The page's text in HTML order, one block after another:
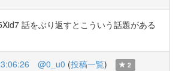
話をぶり返すとこういう話題がある
@0_u0 (投稿一覧) 2